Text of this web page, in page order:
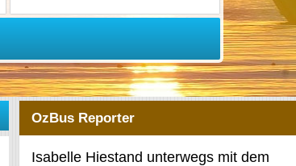
OzBus Reporter
Isabelle Hiestand unterwegs mit dem